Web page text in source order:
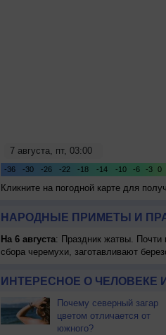
Кликните на погодной карте для
НАРОДНЫЕ ПРИМЕТЫ И
На 6 августа: Праздник жатвы. Почти
сбора черемухи, заготавливают
ИНТЕРЕСНОЕ О ЧЕЛОВЕКЕ
Почему северный загар
цветом отличается от
южного?